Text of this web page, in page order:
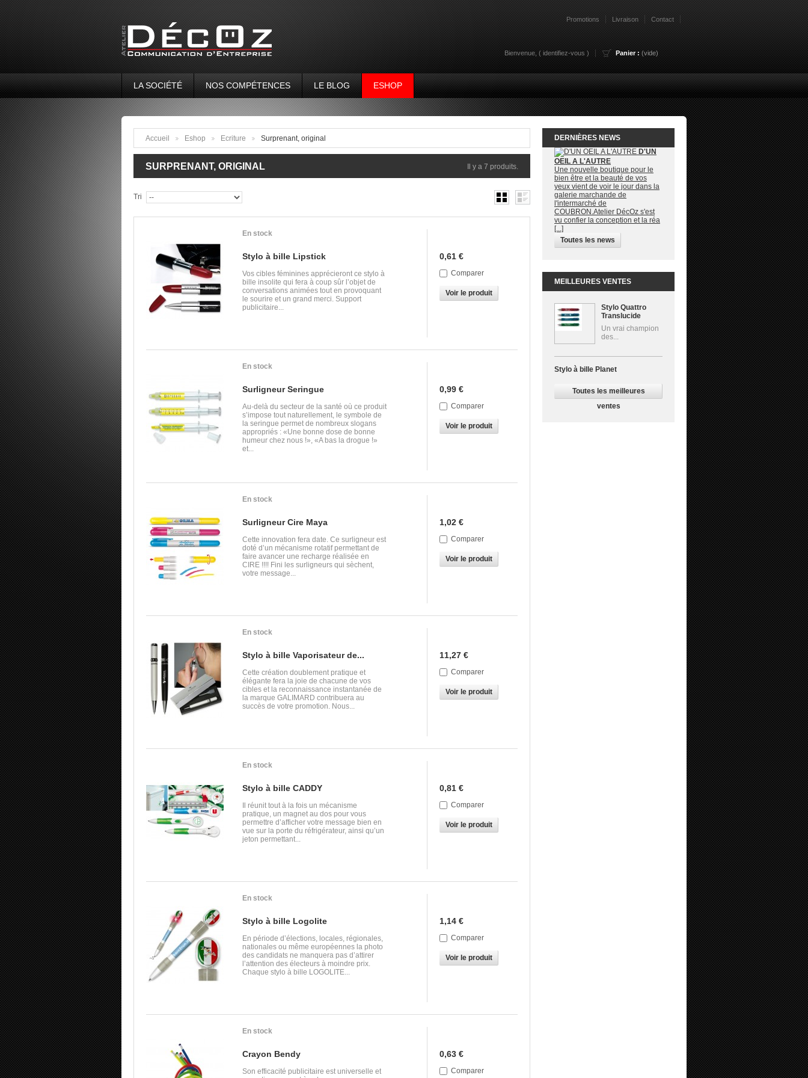
LA SOCIÉTÉ NOS COMPÉTENCES LE BLOG ESHOP
Promotions Livraison Contact
Bienvenue, ( identifiez-vous ) Panier : (vide)
Accueil Eshop Ecriture Surprenant, original
SURPRENANT, ORIGINAL Il y a 7 produits.
Tri
En stock
Stylo à bille Lipstick
Vos cibles féminines apprécieront ce stylo à
bille insolite qui fera à coup sûr l’objet de
conversations animées tout en provoquant
le sourire et un grand merci. Support
publicitaire...
0,61 €
Comparer
Voir le produit
En stock
Surligneur Seringue
Au-delà du secteur de la santé où ce produit
s’impose tout naturellement, le symbole de
la seringue permet de nombreux slogans
appropriés : «Une bonne dose de bonne
humeur chez nous !», «A bas la drogue !»
et...
0,99 €
Comparer
Voir le produit
En stock
Surligneur Cire Maya
Cette innovation fera date. Ce surligneur est
doté d’un mécanisme rotatif permettant de
faire avancer une recharge réalisée en
CIRE !!!! Fini les surligneurs qui sèchent,
votre message...
1,02 €
Comparer
Voir le produit
En stock
Stylo à bille Vaporisateur de...
Cette création doublement pratique et
élégante fera la joie de chacune de vos
cibles et la reconnaissance instantanée de
la marque GALIMARD contribuera au
succès de votre promotion. Nous...
11,27 €
Comparer
Voir le produit
En stock
Stylo à bille CADDY
Il réunit tout à la fois un mécanisme
pratique, un magnet au dos pour vous
permettre d’afficher votre message bien en
vue sur la porte du réfrigérateur, ainsi qu’un
jeton permettant...
0,81 €
Comparer
Voir le produit
En stock
Stylo à bille Logolite
En période d’élections, locales, régionales,
nationales ou même européennes la photo
des candidats ne manquera pas d’attirer
l’attention des électeurs à moindre prix.
Chaque stylo à bille LOGOLITE...
1,14 €
Comparer
Voir le produit
En stock
Crayon Bendy
Son efficacité publicitaire est universelle et
0,63 €
Comparer
DERNIÈRES NEWS
D'UN
OEIL A L'AUTRE
Une nouvelle boutique pour le
bien être et la beauté de vos
yeux vient de voir le jour dans la
galerie marchande de
l'intermarché de
COUBRON.Atelier DécOz s'est
vu confier la conception et la réa
[...]
Toutes les news
MEILLEURES VENTES
Stylo Quattro
Translucide
Un vrai champion
des...
Stylo à bille Planet
Toutes les meilleures
ventes